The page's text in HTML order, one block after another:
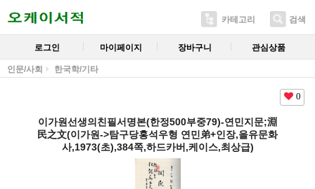
카테고리 검색
로그인 마이페이지 장바구니 관심상품
인문/사회 한국학/기타
0
이가원선생의친필서명본(한정500부중79)-연민지문;淵
民之文(이가원->탐구당홍석우형 연민弟+인장,을유문화
사,1973(초),384쪽,하드카버,케이스,최상급)